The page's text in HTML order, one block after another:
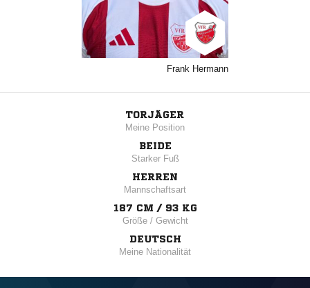
Frank Hermann
TORJÄGER
Meine Position
BEIDE
Starker Fuß
HERREN
Mannschaftsart
187 CM / 93 KG
Größe / Gewicht
DEUTSCH
Meine Nationalität